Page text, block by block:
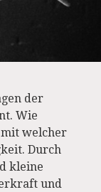
der
Wie
mit welcher
Durch
kleine
und